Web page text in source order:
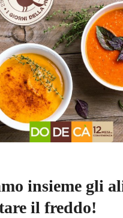
insieme gli
il freddo!